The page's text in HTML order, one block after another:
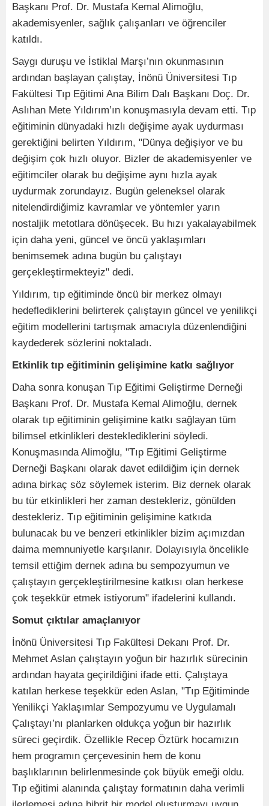
Başkanı Prof. Dr. Mustafa Kemal Alimoğlu,
akademisyenler, sağlık çalışanları ve öğrenciler
katıldı.
Saygı duruşu ve İstiklal Marşı’nın okunmasının
ardından başlayan çalıştay, İnönü Üniversitesi Tıp
Fakültesi Tıp Eğitimi Ana Bilim Dalı Başkanı Doç. Dr.
Aslıhan Mete Yıldırım’ın konuşmasıyla devam etti. Tıp
eğitiminin dünyadaki hızlı değişime ayak uydurması
gerektiğini belirten Yıldırım, "Dünya değişiyor ve bu
değişim çok hızlı oluyor. Bizler de akademisyenler ve
eğitimciler olarak bu değişime aynı hızla ayak
uydurmak zorundayız. Bugün geleneksel olarak
nitelendirdiğimiz kavramlar ve yöntemler yarın
nostaljik metotlara dönüşecek. Bu hızı yakalayabilmek
için daha yeni, güncel ve öncü yaklaşımları
benimsemek adına bugün bu çalıştayı
gerçekleştirmekteyiz" dedi.
Yıldırım, tıp eğitiminde öncü bir merkez olmayı
hedeflediklerini belirterek çalıştayın güncel ve yenilikçi
eğitim modellerini tartışmak amacıyla düzenlendiğini
kaydederek sözlerini noktaladı.
Etkinlik tıp eğitiminin gelişimine katkı sağlıyor
Daha sonra konuşan Tıp Eğitimi Geliştirme Derneği
Başkanı Prof. Dr. Mustafa Kemal Alimoğlu, dernek
olarak tıp eğitiminin gelişimine katkı sağlayan tüm
bilimsel etkinlikleri desteklediklerini söyledi.
Konuşmasında Alimoğlu, "Tıp Eğitimi Geliştirme
Derneği Başkanı olarak davet edildiğim için dernek
adına birkaç söz söylemek isterim. Biz dernek olarak
bu tür etkinlikleri her zaman destekleriz, gönülden
destekleriz. Tıp eğitiminin gelişimine katkıda
bulunacak bu ve benzeri etkinlikler bizim açımızdan
daima memnuniyetle karşılanır. Dolayısıyla öncelikle
temsil ettiğim dernek adına bu sempozyumun ve
çalıştayın gerçekleştirilmesine katkısı olan herkese
çok teşekkür etmek istiyorum" ifadelerini kullandı.
Somut çıktılar amaçlanıyor
İnönü Üniversitesi Tıp Fakültesi Dekanı Prof. Dr.
Mehmet Aslan çalıştayın yoğun bir hazırlık sürecinin
ardından hayata geçirildiğini ifade etti. Çalıştaya
katılan herkese teşekkür eden Aslan, "Tıp Eğitiminde
Yenilikçi Yaklaşımlar Sempozyumu ve Uygulamalı
Çalıştayı’nı planlarken oldukça yoğun bir hazırlık
süreci geçirdik. Özellikle Recep Öztürk hocamızın
hem programın çerçevesinin hem de konu
başlıklarının belirlenmesinde çok büyük emeği oldu.
Tıp eğitimi alanında çalıştay formatının daha verimli